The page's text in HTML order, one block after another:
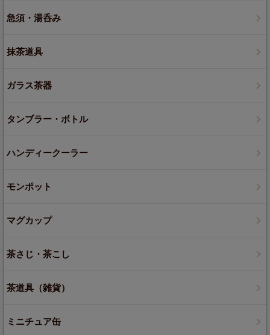
急須・湯呑み
抹茶道具
ガラス茶器
タンブラー・ボトル
ハンディークーラー
モンポット
マグカップ
茶さじ・茶こし
茶道具（雑貨）
ミニチュア缶